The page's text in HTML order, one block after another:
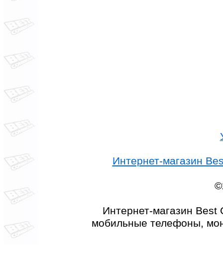
Интернет-магазин
Интернет-магазин Best
мобильные телефоны,